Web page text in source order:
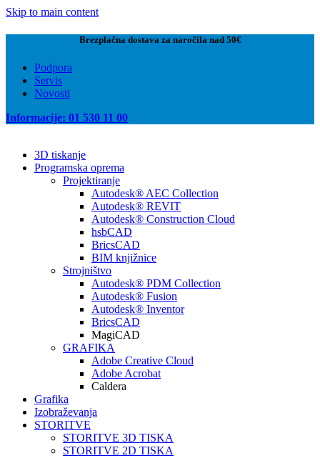
Skip to main content
Brezplačna dostava za naročila nad 50€
Podpora
Servis
Novosti
Informacije: 01 530 11 00
3D tiskanje
Programska oprema
Projektiranje
Autodesk® AEC Collection
Autodesk® REVIT
Autodesk® Construction Cloud
hsbCAD
BricsCAD
BIM knjižnice
Strojništvo
Autodesk® PDM Collection
Autodesk® Fusion
Autodesk® Inventor
BricsCAD
MagiCAD
GRAFIKA
Adobe Creative Cloud
Adobe Acrobat
Caldera
Grafika
Izobraževanja
STORITVE
STORITVE 3D TISKA
STORITVE 2D TISKA